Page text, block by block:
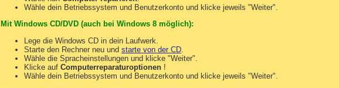
Wähle dein Betriebssystem und Benutzerkonto und klicke jeweils "Weiter".
Mit Windows CD/DVD (auch bei Windows 8 möglich):
Lege die Windows CD in dein Laufwerk.
Starte den Rechner neu und starte von der CD
Wähle die Spracheinstellungen und klicke "Weiter".
Klicke auf Computerreparaturoptionen !
Wähle dein Betriebssystem und Benutzerkonto und klicke jeweils "Weiter".